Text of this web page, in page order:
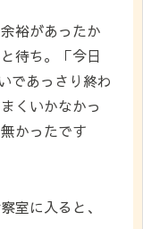
裕があったか
待ち。「今日
であっさり終わ
くいかなかっ
かったです
室に入ると、